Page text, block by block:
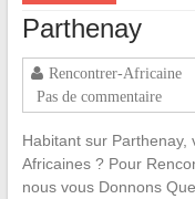
Parthenay
Rencontrer-Africaine
Pas de commentaire
Habitant sur Parthenay,
Africaines ? Pour
nous vous Donnons